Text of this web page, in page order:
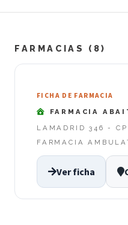
FARMACIAS (8)
FICHA DE FARMACIA
FARMACIA
LAMADRID 346 -
FARMACIA
Ver ficha